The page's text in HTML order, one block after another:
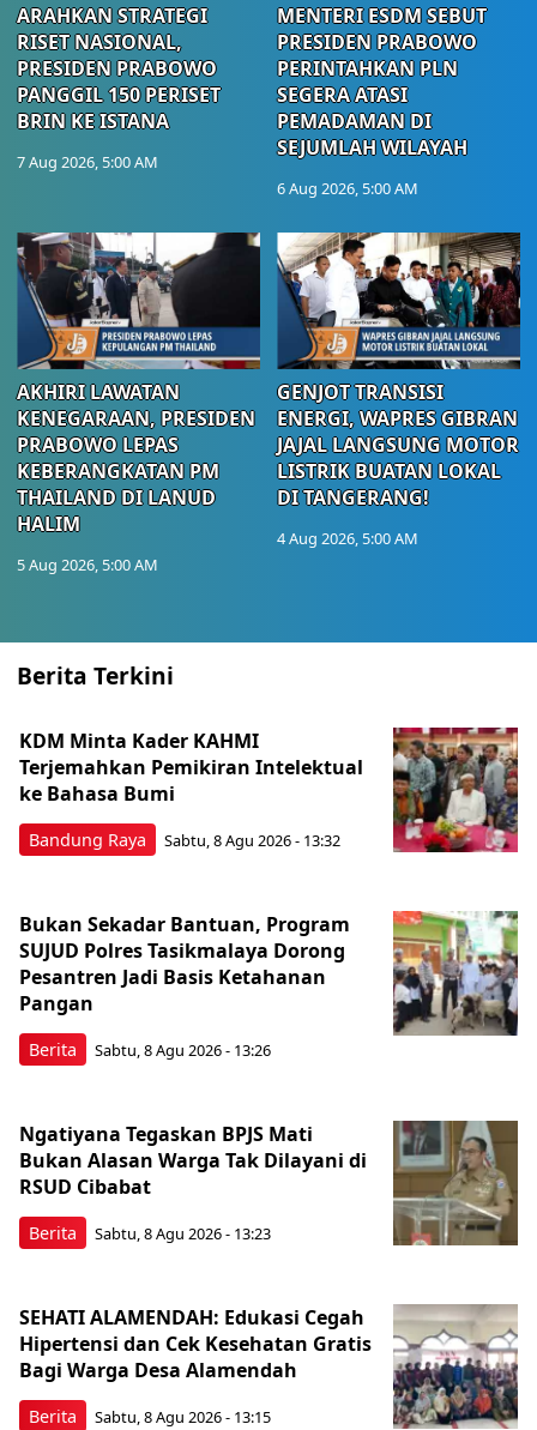
ARAHKAN STRATEGI
RISET NASIONAL,
PRESIDEN PRABOWO
PANGGIL 150 PERISET
BRIN KE ISTANA
7 Aug 2026, 5:00 AM
MENTERI ESDM SEBUT
PRESIDEN PRABOWO
PERINTAHKAN PLN
SEGERA ATASI
PEMADAMAN DI
SEJUMLAH WILAYAH
6 Aug 2026, 5:00 AM
AKHIRI LAWATAN
KENEGARAAN, PRESIDEN
PRABOWO LEPAS
KEBERANGKATAN PM
THAILAND DI LANUD
HALIM
5 Aug 2026, 5:00 AM
GENJOT TRANSISI
ENERGI, WAPRES GIBRAN
JAJAL LANGSUNG MOTOR
LISTRIK BUATAN LOKAL
DI TANGERANG!
4 Aug 2026, 5:00 AM
Berita Terkini
Bandung Raya
KDM Minta Kader KAHMI
Terjemahkan Pemikiran Intelektual
ke Bahasa Bumi
Sabtu, 8 Agu 2026 - 13:32
Berita
Bukan Sekadar Bantuan, Program
SUJUD Polres Tasikmalaya Dorong
Pesantren Jadi Basis Ketahanan
Pangan
Sabtu, 8 Agu 2026 - 13:26
Berita
Ngatiyana Tegaskan BPJS Mati
Bukan Alasan Warga Tak Dilayani di
RSUD Cibabat
Sabtu, 8 Agu 2026 - 13:23
Berita
SEHATI ALAMENDAH: Edukasi Cegah
Hipertensi dan Cek Kesehatan Gratis
Bagi Warga Desa Alamendah
Sabtu, 8 Agu 2026 - 13:15